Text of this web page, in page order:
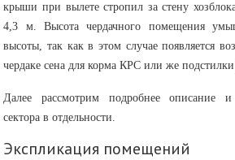
крыши при вылете стропил за стену
4,3 м. Высота чердачного помещения
высоты, так как в этом случае появляется
чердаке сена для корма КРС или же
Далее рассмотрим подробнее описание
сектора в отдельности.
Экспликация помещений